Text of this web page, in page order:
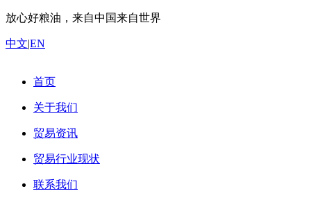
放心好粮油，来自中国来自世界
中文|EN
首页
关于我们
贸易资讯
贸易行业现状
联系我们